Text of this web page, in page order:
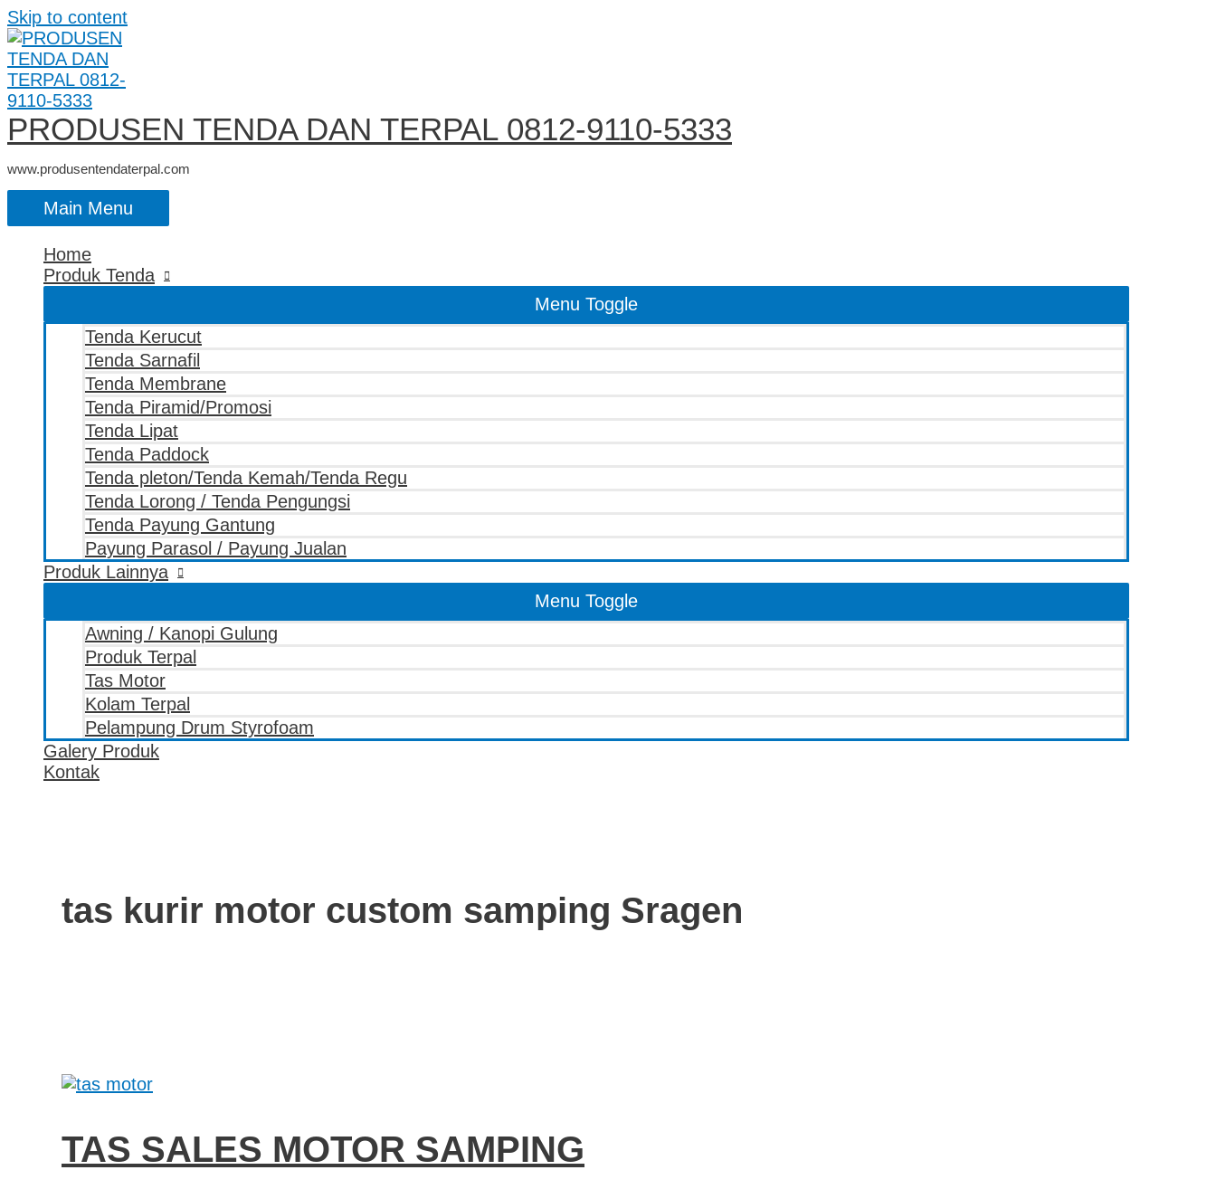
Skip to content
PRODUSEN TENDA DAN TERPAL 0812-9110-5333
www.produsentendaterpal.com
Main Menu
Home
Produk Tenda
Menu Toggle
Tenda Kerucut
Tenda Sarnafil
Tenda Membrane
Tenda Piramid/Promosi
Tenda Lipat
Tenda Paddock
Tenda pleton/Tenda Kemah/Tenda Regu
Tenda Lorong / Tenda Pengungsi
Tenda Payung Gantung
Payung Parasol / Payung Jualan
Produk Lainnya
Menu Toggle
Awning / Kanopi Gulung
Produk Terpal
Tas Motor
Kolam Terpal
Pelampung Drum Styrofoam
Galery Produk
Kontak
tas kurir motor custom samping Sragen
TAS SALES MOTOR SAMPING